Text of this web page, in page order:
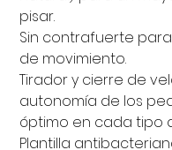
pisar.
Sin contrafuerte
de movimiento.
Tirador y cierre de
autonomía de los
óptimo en cada tipo
Plantilla